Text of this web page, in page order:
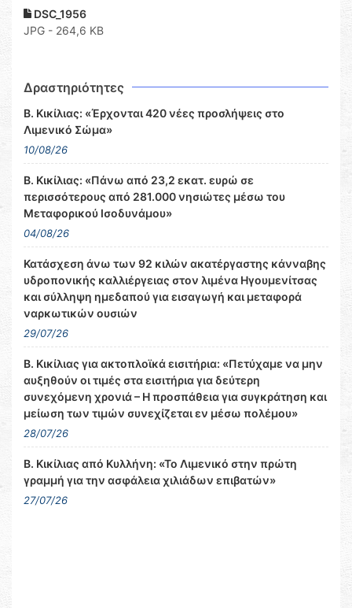
DSC_1956
JPG - 264,6 KB
Δραστηριότητες
Β. Κικίλιας: «Έρχονται 420 νέες προσλήψεις στο
Λιμενικό Σώμα»
10/08/26
Β. Κικίλιας: «Πάνω από 23,2 εκατ. ευρώ σε
περισσότερους από 281.000 νησιώτες μέσω του
Μεταφορικού Ισοδυνάμου»
04/08/26
Κατάσχεση άνω των 92 κιλών ακατέργαστης κάνναβης
υδροπονικής καλλιέργειας στον λιμένα Ηγουμενίτσας
και σύλληψη ημεδαπού για εισαγωγή και μεταφορά
ναρκωτικών ουσιών
29/07/26
Β. Κικίλιας για ακτοπλοϊκά εισιτήρια: «Πετύχαμε να μην
αυξηθούν οι τιμές στα εισιτήρια για δεύτερη
συνεχόμενη χρονιά – Η προσπάθεια για συγκράτηση και
μείωση των τιμών συνεχίζεται εν μέσω πολέμου»
28/07/26
Β. Κικίλιας από Κυλλήνη: «Το Λιμενικό στην πρώτη
γραμμή για την ασφάλεια χιλιάδων επιβατών»
27/07/26